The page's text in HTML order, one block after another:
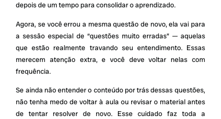
depois de um tempo para consolidar o aprendizado.
Agora, se você errou a mesma questão de novo, ela vai para
a sessão especial de “questões muito erradas” — aquelas
que estão realmente travando seu entendimento. Essas
merecem atenção extra, e você deve voltar nelas com
frequência.
Se ainda não entender o conteúdo por trás dessas questões,
não tenha medo de voltar à aula ou revisar o material antes
de tentar resolver de novo. Esse cuidado faz toda a